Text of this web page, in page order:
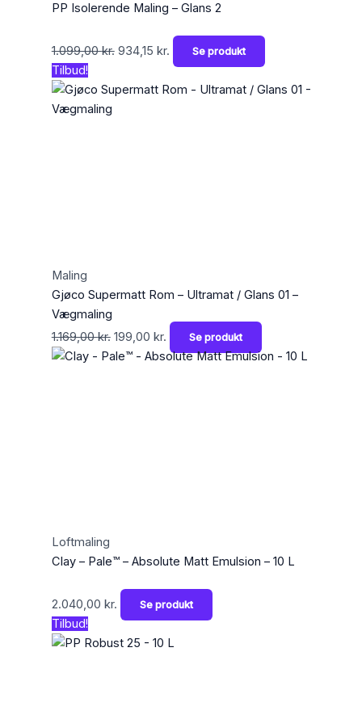
PP Isolerende Maling – Glans 2
1.099,00kr. 934,15 kr. Se produkt
Tilbud!
Maling
Gjøco Supermatt Rom – Ultramat / Glans 01 –
Vægmaling
1.169,00kr. 199,00 kr. Se produkt
Loftmaling
Clay – Pale™ – Absolute Matt Emulsion – 10 L
2.040,00 kr. Se produkt
Tilbud!